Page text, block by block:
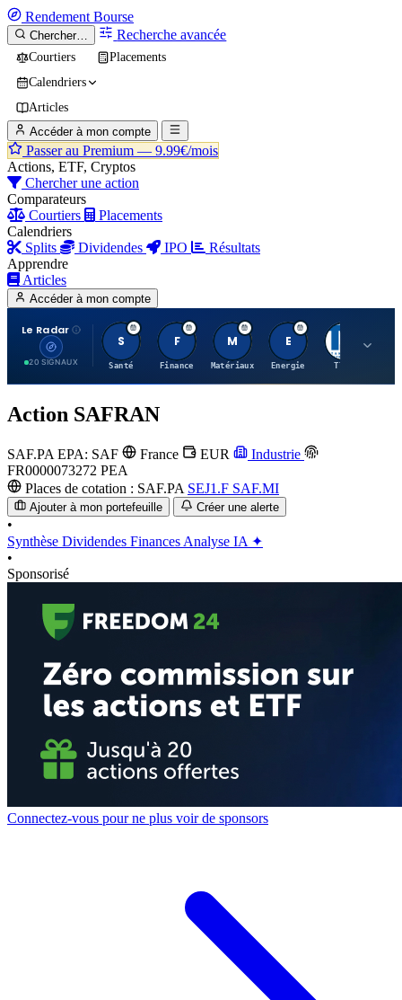
Rendement Bourse
Chercher… Recherche avancée
Courtiers
Placements
Calendriers
Articles
Accéder à mon compte
Passer au Premium — 9.99€/mois
Actions, ETF, Cryptos
Chercher une action
Comparateurs
Courtiers
Placements
Calendriers
Splits
Dividendes IPO
Résultats
Apprendre
Articles
Accéder à mon compte
Le Radar
20 SIGNAUX
S
Santé
F
Finance
M
Matériaux
E
Energie TTWO
Action SAFRAN
SAF.PA EPA: SAF France EUR
Industrie
FR0000073272 PEA
Places de cotation : SAF.PA SEJ1.F SAF.MI
Ajouter à mon portefeuille Créer une alerte
•
Synthèse Dividendes Finances Analyse IA ✦
•
Sponsorisé
Connectez-vous pour ne plus voir de sponsors